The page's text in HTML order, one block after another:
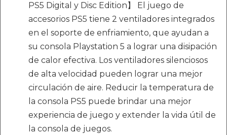
PS5 Digital y Disc Edition】 El juego de
accesorios PS5 tiene 2 ventiladores integrados
en el soporte de enfriamiento, que ayudan a
su consola Playstation 5 a lograr una disipación
de calor efectiva. Los ventiladores silenciosos
de alta velocidad pueden lograr una mejor
circulación de aire. Reducir la temperatura de
la consola PS5 puede brindar una mejor
experiencia de juego y extender la vida útil de
la consola de juegos.